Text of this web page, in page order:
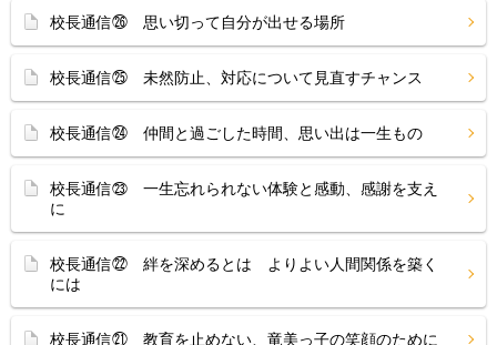
校長通信㉖ 思い切って自分が出せる場所
校長通信㉕ 未然防止、対応について見直すチャンス
校長通信㉔ 仲間と過ごした時間、思い出は一生もの
校長通信㉓ 一生忘れられない体験と感動、感謝を支え
に
校長通信㉒ 絆を深めるとは よりよい人間関係を築く
には
校長通信㉑ 教育を止めない、竜美っ子の笑顔のために